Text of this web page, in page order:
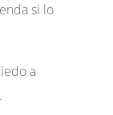
si lo
a